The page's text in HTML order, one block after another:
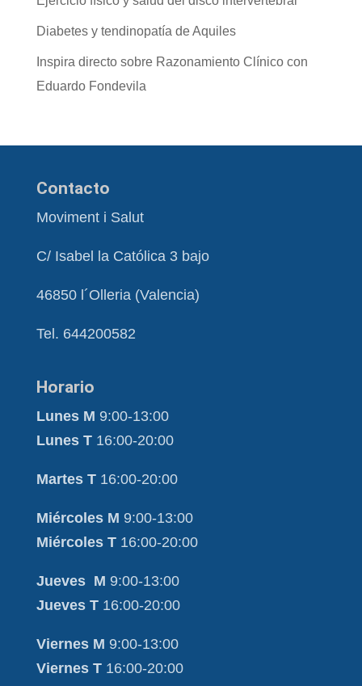
Diabetes y tendinopatía de Aquiles
Inspira directo sobre Razonamiento Clínico con
Eduardo Fondevila
Contacto
Moviment i Salut
C/ Isabel la Católica 3 bajo
46850 l´Olleria (Valencia)
Tel. 644200582
Horario
Lunes M 9:00-13:00
Lunes T 16:00-20:00
Martes T 16:00-20:00
Miércoles M 9:00-13:00
Miércoles T16:00-20:00
Jueves M 9:00-13:00
Jueves T16:00-20:00
Viernes M 9:00-13:00
Viernes T16:00-20:00